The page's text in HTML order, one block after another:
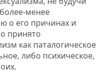
менее
о его причинах и
принято
как паталогическое
либо психическое,